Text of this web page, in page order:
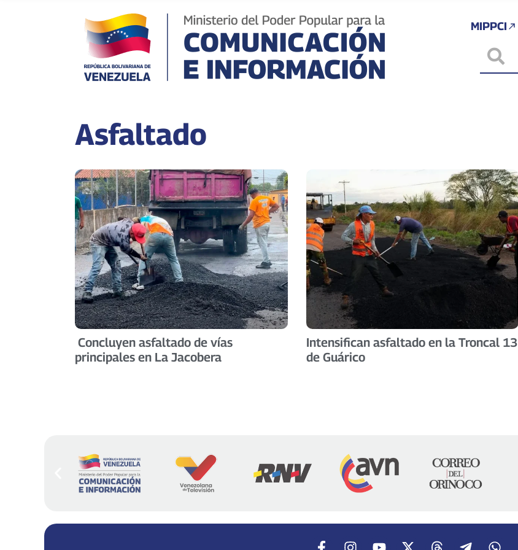
MIPPCI
Asfaltado
Concluyen asfaltado de vías
principales en La Jacobera
Intensifican asfaltado en la Troncal 13
de Guárico